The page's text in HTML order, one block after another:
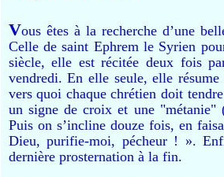
Vous êtes à la recherche d’une
Celle desaint Ephrem le Syrien
siècle, elle est récitée deux fois
vendredi. En elle seule, elle
vers quoi chaque chrétien doit
un signe de croix et une "métanie"
Puis on s’incline douze fois, en
Dieu, purifie-moi, pécheur ! ».
dernière prosternation à la fin.